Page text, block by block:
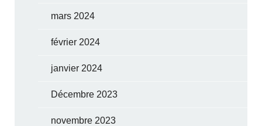
mars 2024
février 2024
janvier 2024
Décembre 2023
novembre 2023